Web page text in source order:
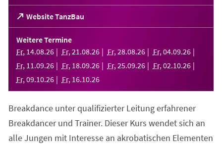
Website TanzBau
(Öffnet
in
einem
neuen
Tab)
Weitere Termine
Fr, 14.08.26 Fr, 21 .08.26 Fr, 28.08.26 Fr, 04.09.26
Fr, 11 .09.26 Fr, 18.09.26 Fr, 25.09.26 Fr, 02.10.26
Fr, 09.10.26 Fr, 16.10.26
Breakdance unter qualifizierter Leitung erfahrener
Breakdancer und Trainer. Dieser Kurs wendet sich an
alle Jungen mit Interesse an akrobatischen Elementen